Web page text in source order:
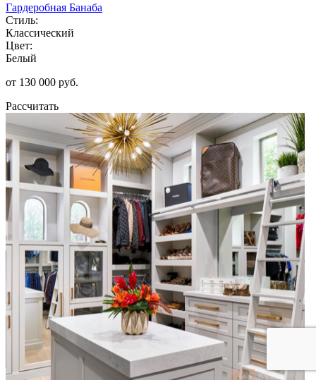
Гардеробная Банаба
Стиль:
Классический
Цвет:
Белый
от 130 000 руб.
Рассчитать